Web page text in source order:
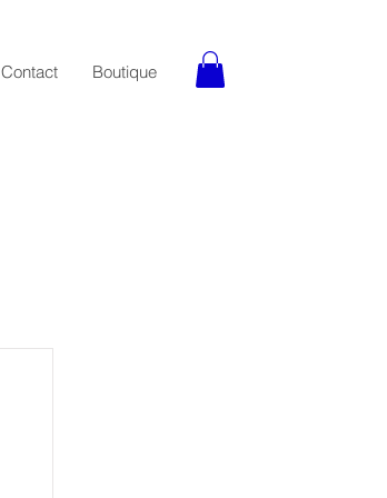
Contact Boutique